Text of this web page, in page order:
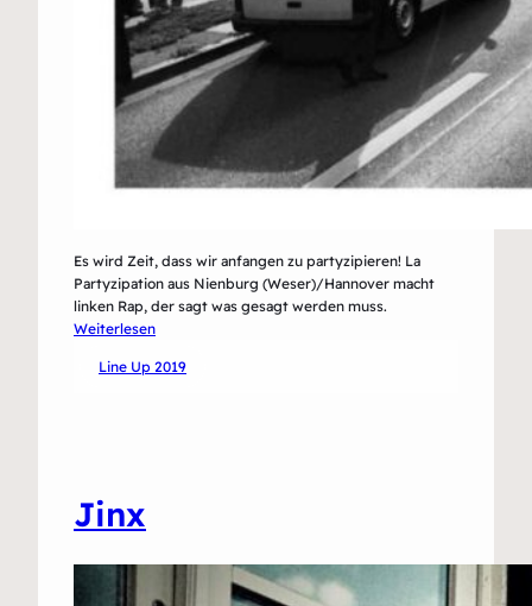
Es wird Zeit, dass wir anfangen zu partyzipieren! La
Partyzipation aus Nienburg (Weser)/Hannover macht
linken Rap, der sagt was gesagt werden muss.
Weiterlesen:
Partyzipation
Line Up 2019
Jinx